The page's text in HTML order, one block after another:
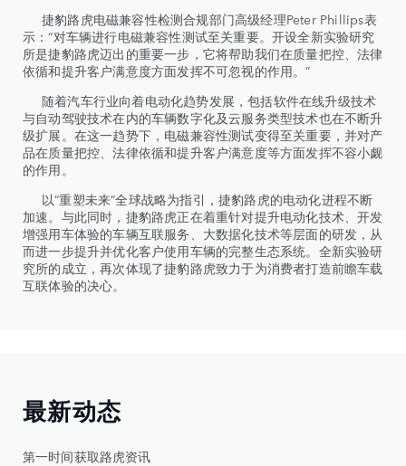
捷豹路虎电磁兼容性检测合规部门高级经理Peter Phillips表
示：“对车辆进行电磁兼容性测试至关重要。开设全新实验研究
所是捷豹路虎迈出的重要一步，它将帮助我们在质量把控、法律
依循和提升客户满意度方面发挥不可忽视的作用。”
随着汽车行业向着电动化趋势发展，包括软件在线升级技术
与自动驾驶技术在内的车辆数字化及云服务类型技术也在不断升
级扩展。在这一趋势下，电磁兼容性测试变得至关重要，并对产
品在质量把控、法律依循和提升客户满意度等方面发挥不容小觑
的作用。
以“重塑未来”全球战略为指引，捷豹路虎的电动化进程不断
加速。与此同时，捷豹路虎正在着重针对提升电动化技术、开发
增强用车体验的车辆互联服务、大数据化技术等层面的研发，从
而进一步提升并优化客户使用车辆的完整生态系统。全新实验研
究所的成立，再次体现了捷豹路虎致力于为消费者打造前瞻车载
互联体验的决心。
最新动态
第一时间获取路虎资讯